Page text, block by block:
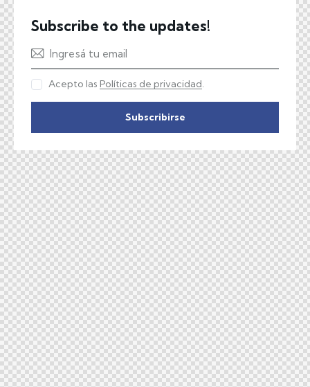
Subscribe to the updates!
Subscribirse
Acepto las Políticas de privacidad.